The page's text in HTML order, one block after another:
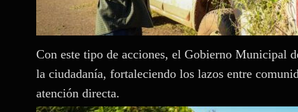
Con este tipo de acciones, el Gobierno Municipal
la ciudadanía, fortaleciendo los lazos entre
atención directa.